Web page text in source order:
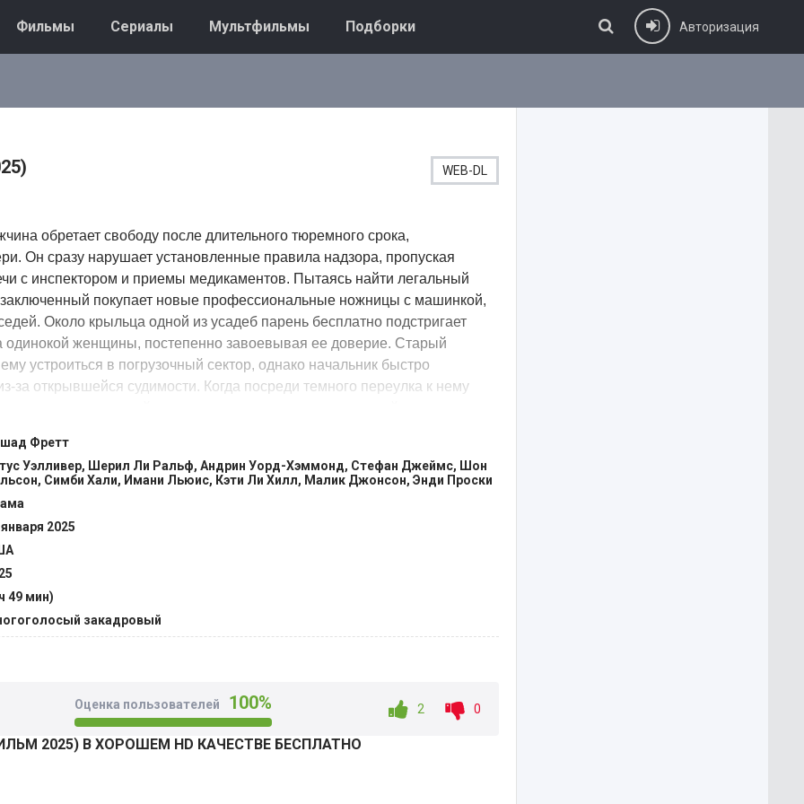
Фильмы Сериалы Мультфильмы Подборки Авторизация
WEB-DL
обретает свободу после длительного тюремного срока,
Он сразу нарушает установленные правила надзора, пропуская
с инспектором и приемы медикаментов. Пытаясь найти легальный
покупает новые профессиональные ножницы с машинкой,
Около крыльца одной из усадеб парень бесплатно подстригает
одинокой женщины, постепенно завоевывая ее доверие. Старый
устроиться в погрузочный сектор, однако начальник быстро
за открывшейся судимости. Когда посреди темного переулка к нему
местный ветеран разгоняет преследователей оружием и
случайные прически жителям, а по выходным учится
под руководством брата. @Filmix.fan
Фретт
Уэлливер, Шерил Ли Ральф, Андрин Уорд-Хэммонд, Стефан Джеймс, Шон
Симби Хали, Имани Льюис, Кэти Ли Хилл, Малик Джонсон, Энди Проски
2025
49 мин)
закадровый
Оценка пользователей 100% 2 0
2025) В ХОРОШЕМ HD КАЧЕСТВЕ БЕСПЛАТНО